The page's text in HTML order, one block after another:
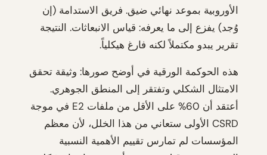
الأوروبية بموعد نهائي ضيق. فريق الاستدامة (إن
وُجد) يفزع إلى ما يعرفه: قياس الانبعاثات. النتيجة
تقرير يبدو مكتملاً لكنه فارغ هيكلياً.
هذه الحوكمة الورقية في أوضح صورها: وثيقة تحقق
الامتثال الشكلي وتفتقر إلى المنطق الجوهري.
أعتقد أن 60% على الأقل من ملفات E2 في موجة
CSRD الأولى ستعاني من هذا الخلل، لأن معظم
المؤسسات لم تمارس تقييم الأهمية النسبية